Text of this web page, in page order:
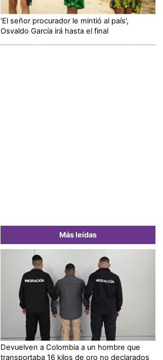
'El señor procurador le mintió al país',
Osvaldo García irá hasta el final
Más leídas
Devuelven a Colombia a un hombre que
transportaba 16 kilos de oro no declarados